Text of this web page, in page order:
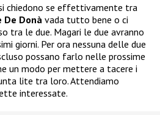
chiedono se effettivamente tra
De Donà vada tutto bene o ci
tra le due. Magari le due avranno
giorni. Per ora nessuna delle due
possano farlo nelle prossime
un modo per mettere a tacere i
lite tra loro. Attendiamo
interessate.